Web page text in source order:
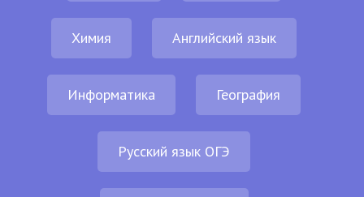
Химия Английский язык
Информатика География
Русский язык ОГЭ